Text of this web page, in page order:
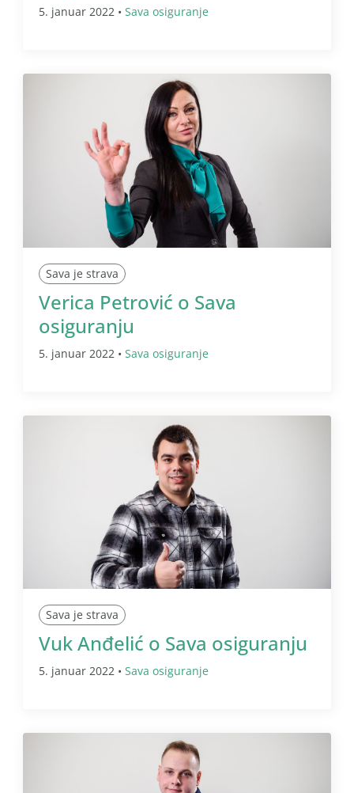
5. januar 2022 • Sava osiguranje
Sava je strava
Verica Petrović o Sava
osiguranju
5. januar 2022 • Sava osiguranje
Sava je strava
Vuk Anđelić o Sava osiguranju
5. januar 2022 • Sava osiguranje